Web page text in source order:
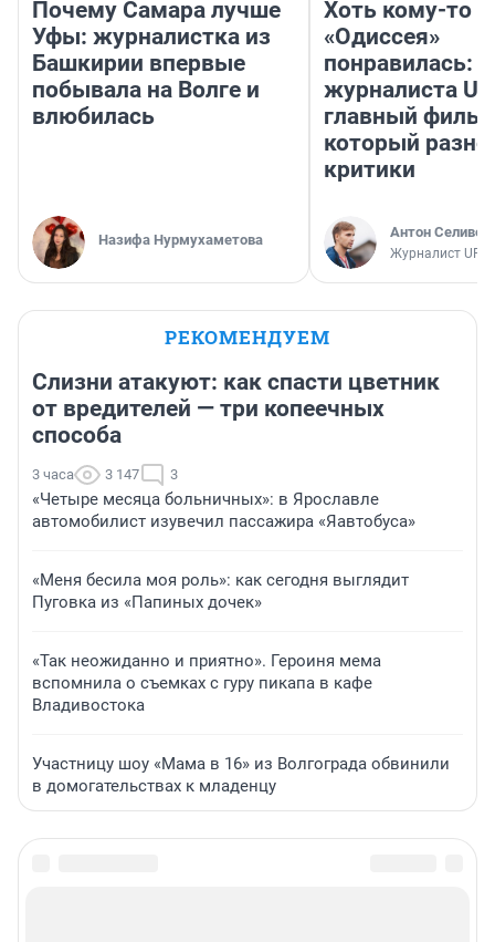
Почему Самара лучше
Уфы: журналистка из
Башкирии впервые
побывала на Волге и
влюбилась
Назифа Нурмухаметова
Хоть кому-то
«Одиссея»
понравилась:
журналиста
главный
который
критики
Антон
Журналист
РЕКОМЕНДУЕМ
Слизни атакуют: как спасти цветник
от вредителей — три копеечных
способа
3 часа 3 147 3
«Четыре месяца больничных»: в Ярославле
автомобилист изувечил пассажира «Яавтобуса»
«Меня бесила моя роль»: как сегодня выглядит
Пуговка из «Папиных дочек»
«Так неожиданно и приятно». Героиня мема
вспомнила о съемках с гуру пикапа в кафе
Владивостока
Участницу шоу «Мама в 16» из Волгограда обвинили
в домогательствах к младенцу